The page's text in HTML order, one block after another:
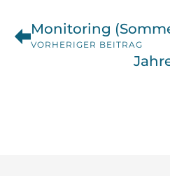
Monitoring
VORHERIGER BEITRAG